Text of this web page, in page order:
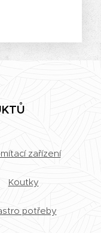
zařízení
Koutky
potřeby